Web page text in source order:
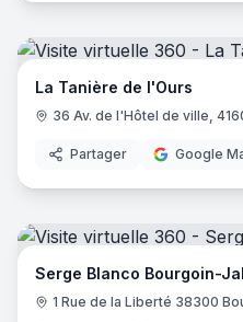
La Tanière de l'Ours
36 Av. de l'Hôtel de ville,
Partager Google
Serge Blanco Bourgoin-
1 Rue de la Liberté 38300